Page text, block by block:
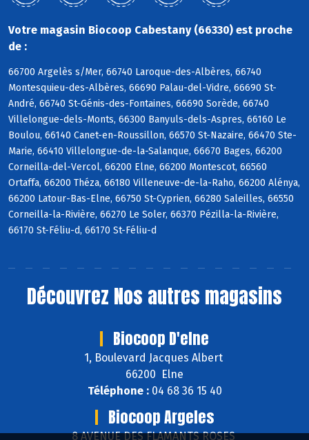
Votre magasin Biocoop Cabestany (66330) est proche
de :
66700 Argelès s/Mer, 66740 Laroque-des-Albères, 66740
Montesquieu-des-Albères, 66690 Palau-del-Vidre, 66690 St-
André, 66740 St-Génis-des-Fontaines, 66690 Sorède, 66740
Villelongue-dels-Monts, 66300 Banyuls-dels-Aspres, 66160 Le
Boulou, 66140 Canet-en-Roussillon, 66570 St-Nazaire, 66470 Ste-
Marie, 66410 Villelongue-de-la-Salanque, 66670 Bages, 66200
Corneilla-del-Vercol, 66200 Elne, 66200 Montescot, 66560
Ortaffa, 66200 Théza, 66180 Villeneuve-de-la-Raho, 66200 Alénya,
66200 Latour-Bas-Elne, 66750 St-Cyprien, 66280 Saleilles, 66550
Corneilla-la-Rivière, 66270 Le Soler, 66370 Pézilla-la-Rivière,
66170 St-Féliu-d, 66170 St-Féliu-d
Découvrez Nos autres magasins
Biocoop D'elne
1, Boulevard Jacques Albert
66200 Elne
Téléphone :04 68 36 15 40
Biocoop Argeles
8 AVENUE DES FLAMANTS ROSES